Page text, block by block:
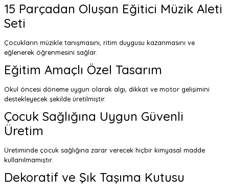
15 Parçadan Oluşan Eğitici Müzik Aleti
Seti
Çocukların müzikle tanışmasını, ritim duygusu kazanmasını ve
eğlenerek öğrenmesini sağlar.
Eğitim Amaçlı Özel Tasarım
Okul öncesi döneme uygun olarak algı, dikkat ve motor gelişimini
destekleyecek şekilde üretilmiştir.
Çocuk Sağlığına Uygun Güvenli
Üretim
Üretiminde çocuk sağlığına zarar verecek hiçbir kimyasal madde
kullanılmamıştır.
Dekoratif ve Şık Taşıma Kutusu